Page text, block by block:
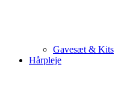
Gavesæt & Kits
Hårpleje